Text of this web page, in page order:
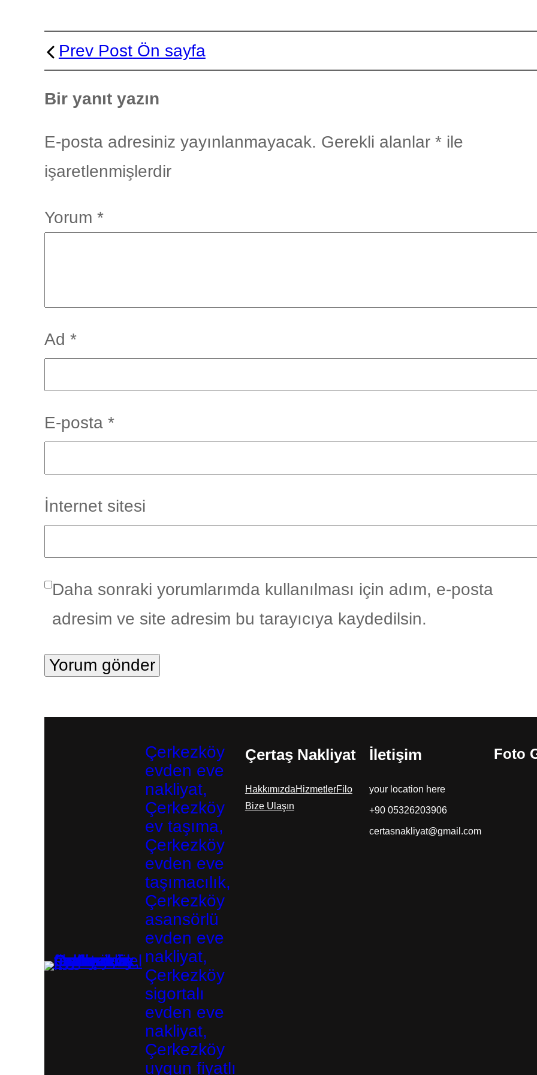
Prev Post Ön sayfa
Bir yanıt yazın
E-posta adresiniz yayınlanmayacak. Gerekli alanlar *ile
işaretlenmişlerdir
Yorum *
Ad *
E-posta *
İnternet sitesi
Daha sonraki yorumlarımda kullanılması için adım, e-posta
adresim ve site adresim bu tarayıcıya kaydedilsin.
Çerkezköy
evden eve
nakliyat,
Çerkezköy
ev taşıma,
Çerkezköy
evden eve
taşımacılık,
Çerkezköy
asansörlü
evden eve
nakliyat,
Çerkezköy
sigortalı
evden eve
nakliyat,
Çerkezköy
uygun fiyatlı
Çertaş Nakliyat
HakkımızdaHizmetlerFilo
Bize Ulaşın
İletişim
your location here
+90 05326203906
certasnakliyat@gmail.com
Foto